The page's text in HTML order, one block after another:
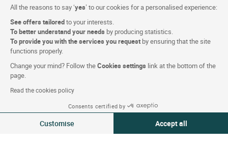
All the reasons to say ‘yes’ to our cookies for a personalised experience:
See offers tailoredto your interests.
To better understand your needs by producing statistics.
To provide you with the services you request by ensuring that the site
functions properly.
Change your mind? Follow theCookies settings link at the bottom of the
page.
Read the cookies policy
Consents certified by
Customise Accept all
fotografías
Síguenos
Facebook
Instagram
Linkedin
Logis Hotels copyright © 2026 Reservados todos los derechos -